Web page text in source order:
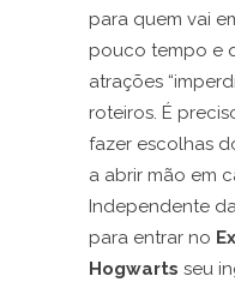
para quem vai
pouco tempo e
atrações
roteiros. É
fazer escolhas
a abrir mão em
Independente
para entrar no
Hogwarts seu